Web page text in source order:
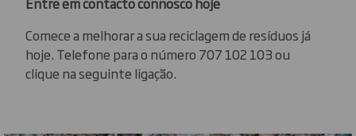
Comece a melhorar a sua reciclagem de resíduos já
hoje. Telefone para o número 707 102 103 ou
clique na seguinte ligação.